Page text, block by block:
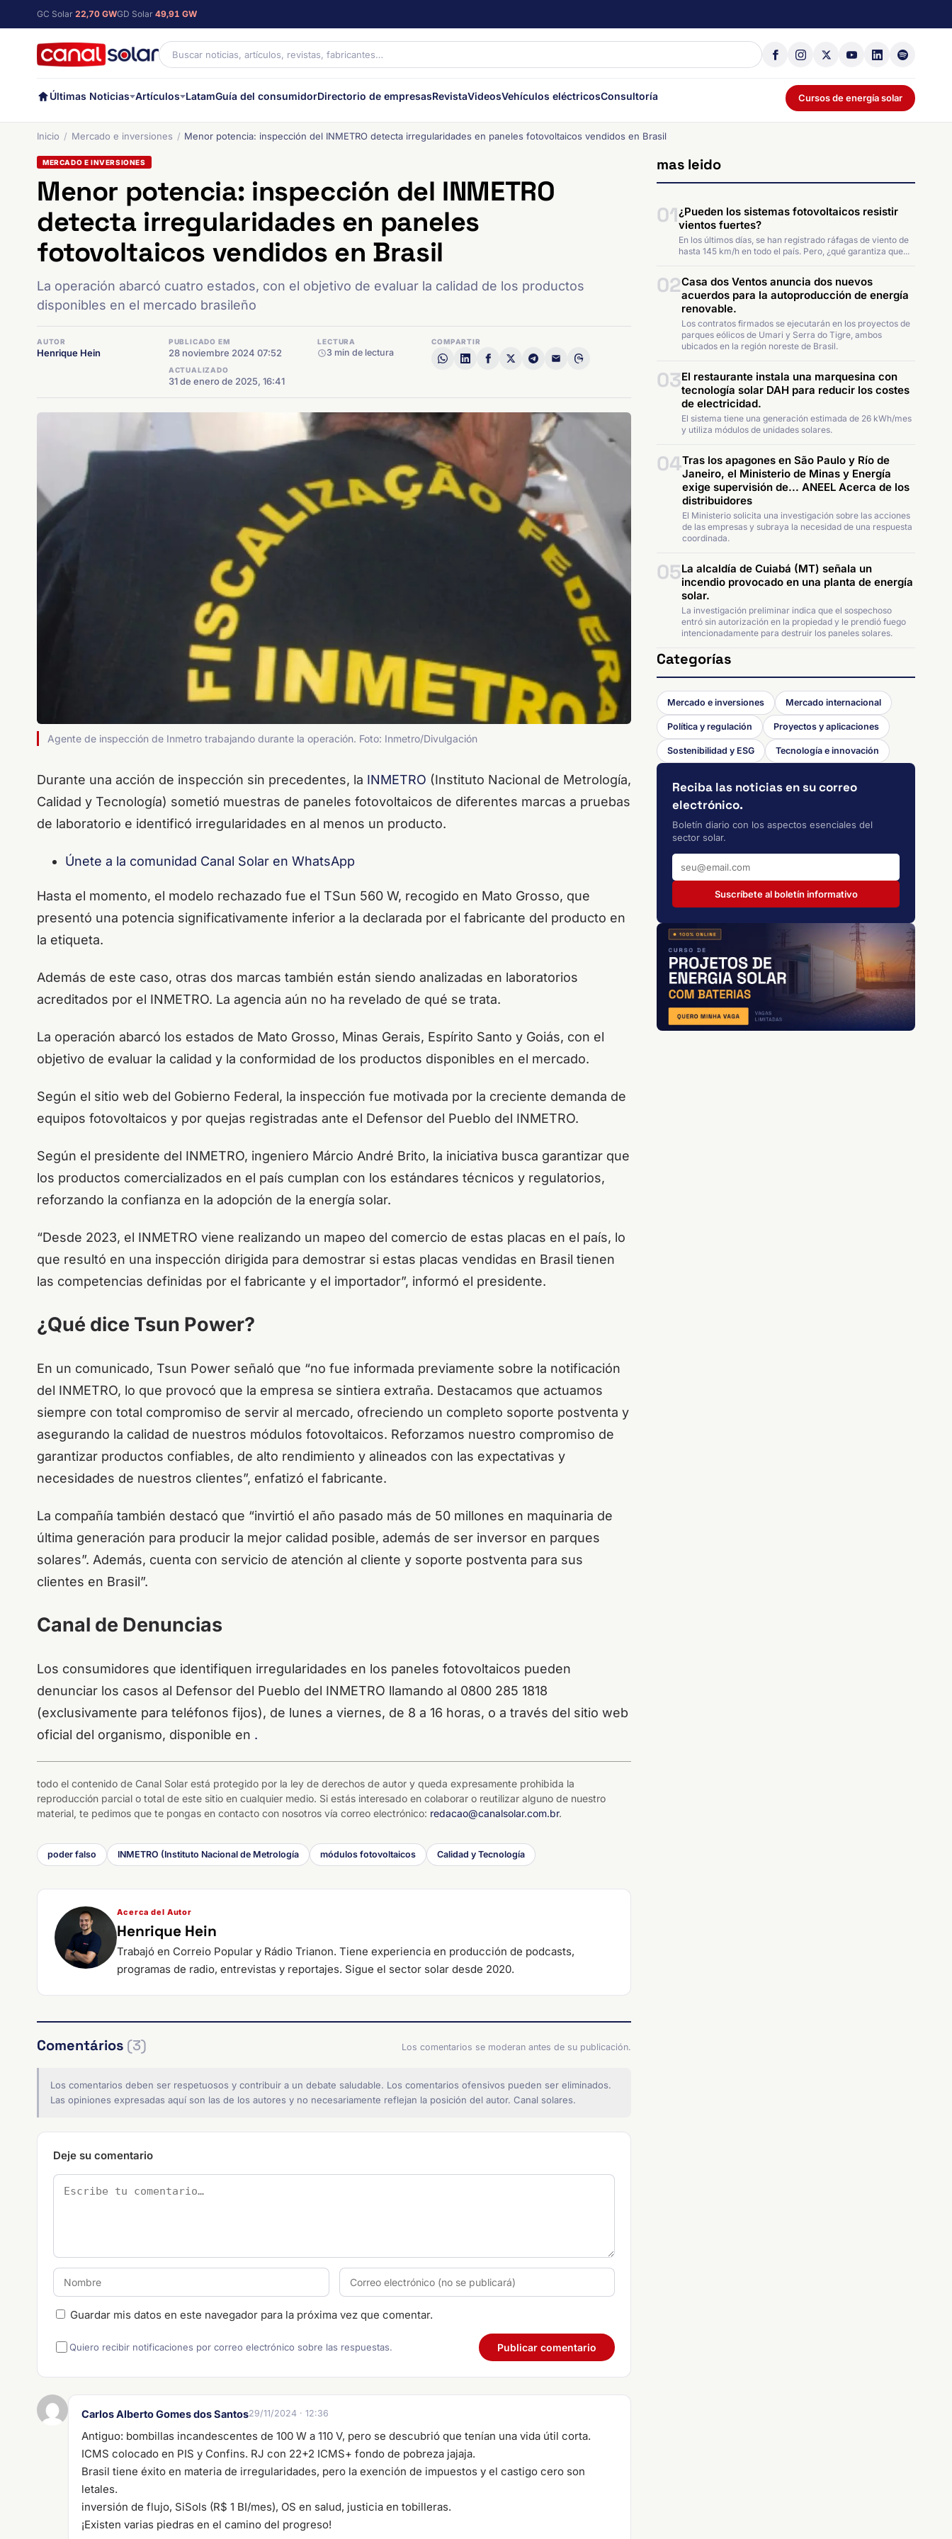
GC Solar 22,70 GWGD Solar 49,91 GW
Últimas Noticias Artículos LatamGuía del consumidorDirectorio de empresasRevistaVideosVehículos eléctricosConsultoría Cursos de energía solar
Inicio Mercado e inversiones Menor potencia: inspección del INMETRO detecta irregularidades en paneles fotovoltaicos vendidos en Brasil
MERCADO E INVERSIONES
Menor potencia: inspección del INMETRO
detecta irregularidades en paneles
fotovoltaicos vendidos en Brasil
La operación abarcó cuatro estados, con el objetivo de evaluar la calidad de los productos
disponibles en el mercado brasileño
AUTOR
Henrique Hein
PUBLICADO EM
28 noviembre 2024 07:52
ACTUALIZADO
31 de enero de 2025, 16:41
LECTURA
3 min de lectura
COMPARTIR
Agente de inspección de Inmetro trabajando durante la operación. Foto: Inmetro/Divulgación
Durante una acción de inspección sin precedentes, la INMETRO (Instituto Nacional de Metrología,
Calidad y Tecnología) sometió muestras de paneles fotovoltaicos de diferentes marcas a pruebas
de laboratorio e identificó irregularidades en al menos un producto.
Únete a la comunidad Canal Solar en WhatsApp
Hasta el momento, el modelo rechazado fue el TSun 560 W, recogido en Mato Grosso, que
presentó una potencia significativamente inferior a la declarada por el fabricante del producto en
la etiqueta.
Además de este caso, otras dos marcas también están siendo analizadas en laboratorios
acreditados por el INMETRO. La agencia aún no ha revelado de qué se trata.
La operación abarcó los estados de Mato Grosso, Minas Gerais, Espírito Santo y Goiás, con el
objetivo de evaluar la calidad y la conformidad de los productos disponibles en el mercado.
Según el sitio web del Gobierno Federal, la inspección fue motivada por la creciente demanda de
equipos fotovoltaicos y por quejas registradas ante el Defensor del Pueblo del INMETRO.
Según el presidente del INMETRO, ingeniero Márcio André Brito, la iniciativa busca garantizar que
los productos comercializados en el país cumplan con los estándares técnicos y regulatorios,
reforzando la confianza en la adopción de la energía solar.
“Desde 2023, el INMETRO viene realizando un mapeo del comercio de estas placas en el país, lo
que resultó en una inspección dirigida para demostrar si estas placas vendidas en Brasil tienen
las competencias definidas por el fabricante y el importador”, informó el presidente.
¿Qué dice Tsun Power?
En un comunicado, Tsun Power señaló que “no fue informada previamente sobre la notificación
del INMETRO, lo que provocó que la empresa se sintiera extraña. Destacamos que actuamos
siempre con total compromiso de servir al mercado, ofreciendo un completo soporte postventa y
asegurando la calidad de nuestros módulos fotovoltaicos. Reforzamos nuestro compromiso de
garantizar productos confiables, de alto rendimiento y alineados con las expectativas y
necesidades de nuestros clientes”, enfatizó el fabricante.
La compañía también destacó que “invirtió el año pasado más de 50 millones en maquinaria de
última generación para producir la mejor calidad posible, además de ser inversor en parques
solares”. Además, cuenta con servicio de atención al cliente y soporte postventa para sus
clientes en Brasil”.
Canal de Denuncias
Los consumidores que identifiquen irregularidades en los paneles fotovoltaicos pueden
denunciar los casos al Defensor del Pueblo del INMETRO llamando al 0800 285 1818
(exclusivamente para teléfonos fijos), de lunes a viernes, de 8 a 16 horas, o a través del sitio web
oficial del organismo, disponible en .
todo el contenido de Canal Solar está protegido por la ley de derechos de autor y queda expresamente prohibida la
reproducción parcial o total de este sitio en cualquier medio. Si estás interesado en colaborar o reutilizar alguno de nuestro
material, te pedimos que te pongas en contacto con nosotros vía correo electrónico: redacao@canalsolar.com.br.
poder falso INMETRO (Instituto Nacional de Metrología módulos fotovoltaicos Calidad y Tecnología
Acerca del Autor
Henrique Hein
Trabajó en Correio Popular y Rádio Trianon. Tiene experiencia en producción de podcasts,
programas de radio, entrevistas y reportajes. Sigue el sector solar desde 2020.
Comentários (3) Los comentarios se moderan antes de su publicación.
Los comentarios deben ser respetuosos y contribuir a un debate saludable. Los comentarios ofensivos pueden ser eliminados.
Las opiniones expresadas aquí son las de los autores y no necesariamente reflejan la posición del autor. Canal solares.
Deje su comentario
Guardar mis datos en este navegador para la próxima vez que comentar.
Quiero recibir notificaciones por correo electrónico sobre las respuestas.
Carlos Alberto Gomes dos Santos29/11/2024 · 12:36
Antiguo: bombillas incandescentes de 100 W a 110 V, pero se descubrió que tenían una vida útil corta.
ICMS colocado en PIS y Confins. RJ con 22+2 ICMS+ fondo de pobreza jajaja.
Brasil tiene éxito en materia de irregularidades, pero la exención de impuestos y el castigo cero son
letales.
inversión de flujo, SiSols (R$ 1 BI/mes), OS en salud, justicia en tobilleras.
¡Existen varias piedras en el camino del progreso!
mas leido
01¿Pueden los sistemas fotovoltaicos resistir
vientos fuertes?
En los últimos días, se han registrado ráfagas de viento de
hasta 145 km/h en todo el país. Pero, ¿qué garantiza que...
02Casa dos Ventos anuncia dos nuevos
acuerdos para la autoproducción de energía
renovable.
Los contratos firmados se ejecutarán en los proyectos de
parques eólicos de Umari y Serra do Tigre, ambos
ubicados en la región noreste de Brasil.
03El restaurante instala una marquesina con
tecnología solar DAH para reducir los costes
de electricidad.
El sistema tiene una generación estimada de 26 kWh/mes
y utiliza módulos de unidades solares.
04Tras los apagones en São Paulo y Río de
Janeiro, el Ministerio de Minas y Energía
exige supervisión de... ANEEL Acerca de los
distribuidores
El Ministerio solicita una investigación sobre las acciones
de las empresas y subraya la necesidad de una respuesta
coordinada.
05La alcaldía de Cuiabá (MT) señala un
incendio provocado en una planta de energía
solar.
La investigación preliminar indica que el sospechoso
entró sin autorización en la propiedad y le prendió fuego
intencionadamente para destruir los paneles solares.
Categorías
Mercado e inversiones Mercado internacional
Política y regulación Proyectos y aplicaciones
Sostenibilidad y ESG Tecnología e innovación
Reciba las noticias en su correo
electrónico.
Boletín diario con los aspectos esenciales del
sector solar.
Suscríbete al boletín informativo